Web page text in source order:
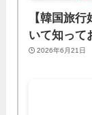
【韓国旅
いて知って
2026年6月21日